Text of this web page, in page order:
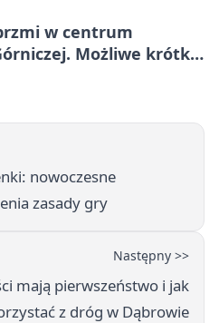
w centrum
Możliwe krótkie
nowoczesne
zasady gry
Następny >>
mają pierwszeństwo i jak
z dróg w Dąbrowie